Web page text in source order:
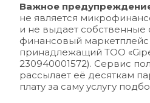
Важное
не является
и не выдает собственные
финансовый маркетплейс
принадлежащий ТОО
230940001572). Сервис
рассылает её десяткам
плату за саму услугу